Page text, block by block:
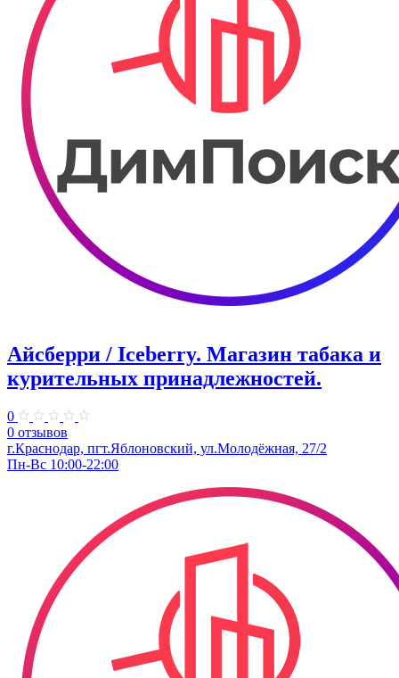
Айсберри / Iceberry. Магазин табака и
курительных принадлежностей.
0
0 отзывов
г.Краснодар, пгт.Яблоновский, ул.Молодёжная, 27/2
Пн-Вс 10:00-22:00